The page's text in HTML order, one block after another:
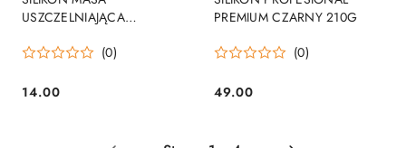
USZCZELNIAJĄCA
(0)
Cena:
14.00
PREMIUM CZARNY 210G
(0)
Cena:
49.00